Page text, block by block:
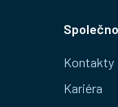
Kontakty
Kariéra